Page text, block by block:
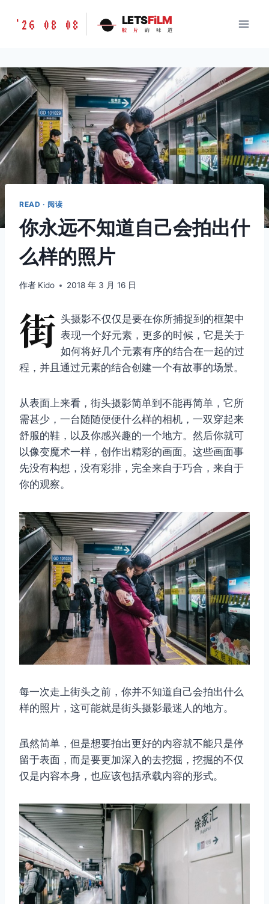
胶
味
道
LETSFILM
'26 08 08 LETSFiLM
胶 片 的 味 道
READ · 阅读
你永远不知道自己会拍出什
么样的照片
作者 Kido 2018 年 3 月 16 日
街 头摄影不仅仅是要在你所捕捉到的框架中
表现一个好元素，更多的时候，它是关于
如何将好几个元素有序的结合在一起的过
程，并且通过元素的结合创建一个有故事的场景。
从表面上来看，街头摄影简单到不能再简单，它所
需甚少，一台随随便便什么样的相机，一双穿起来
舒服的鞋，以及你感兴趣的一个地方。然后你就可
以像变魔术一样，创作出精彩的画面。这些画面事
先没有构想，没有彩排，完全来自于巧合，来自于
你的观察。
每一次走上街头之前，你并不知道自己会拍出什么
样的照片，这可能就是街头摄影最迷人的地方。
虽然简单，但是想要拍出更好的内容就不能只是停
留于表面，而是要更加深入的去挖掘，挖掘的不仅
仅是内容本身，也应该包括承载内容的形式。